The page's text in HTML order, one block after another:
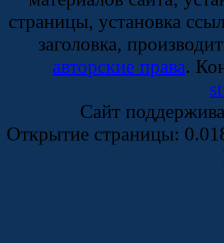
страницы, установка
заголовка,
авторские права.
Сайт
Открытие страницы: